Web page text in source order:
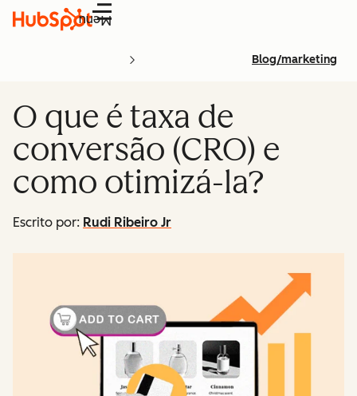
Menu
Blog/marketing
O que é taxa de
conversão (CRO) e
como otimizá-la?
Escrito por: Rudi Ribeiro Jr